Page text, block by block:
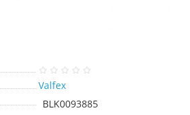
Valfex
BLK0093885